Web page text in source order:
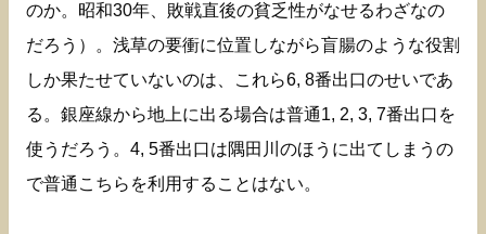
のか。昭和30年、敗戦直後の貧乏性がなせるわざなの
だろう）。浅草の要衝に位置しながら盲腸のような役割
しか果たせていないのは、これら6, 8番出口のせいであ
る。銀座線から地上に出る場合は普通1, 2, 3, 7番出口を
使うだろう。4, 5番出口は隅田川のほうに出てしまうの
で普通こちらを利用することはない。